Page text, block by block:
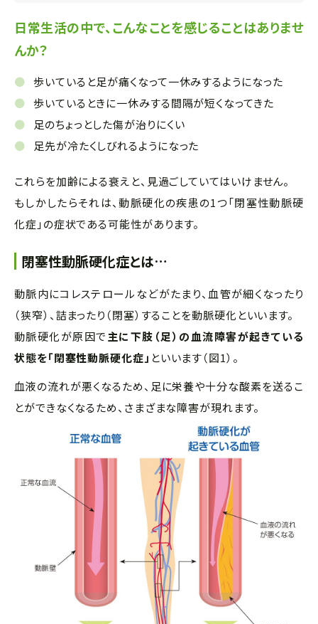
日常生活の中で、こんなことを感じることはありませ
んか？
歩いていると足が痛くなって一休みするようになった
歩いているときに一休みする間隔が短くなってきた
足のちょっとした傷が治りにくい
足先が冷たくしびれるようになった
これらを加齢による衰えと、見過ごしていてはいけません。
もしかしたらそれは、動脈硬化の疾患の1つ「閉塞性動脈硬
化症」の症状である可能性があります。
閉塞性動脈硬化症とは…
動脈内にコレステロールなどがたまり、血管が細くなったり
（狭窄）、詰まったり（閉塞）することを動脈硬化といいます。
動脈硬化が原因で 主に下肢（足）の血流障害が起きている
状態を「閉塞性動脈硬化症」 といいます（図1）。
血液の流れが悪くなるため、足に栄養や十分な酸素を送るこ
とができなくなるため、さまざまな障害が現れます。